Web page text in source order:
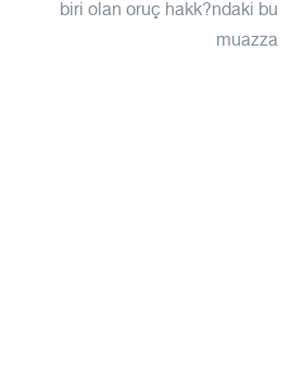
biri olan oruç hakk?ndaki bu
muazza